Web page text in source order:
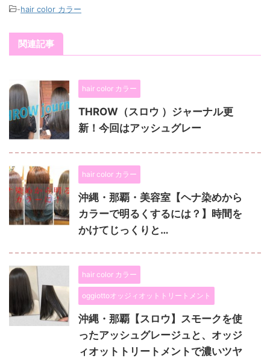
-hair color カラー
関連記事
hair color カラー
THROW（スロウ ）ジャーナル更
新！今回はアッシュグレー
hair color カラー
沖縄・那覇・美容室【ヘナ染めから
カラーで明るくするには？】時間を
かけてじっくりと…
hair color カラー
oggiottoオッジィオットトリートメント
沖縄・那覇【スロウ】スモークを使
ったアッシュグレージュと、オッジ
ィオットトリートメントで濃いツヤ